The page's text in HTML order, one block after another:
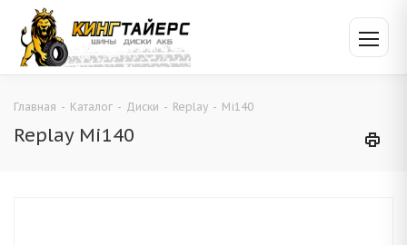
Главная - Каталог - Диски - Replay - Mi140
Replay Mi140